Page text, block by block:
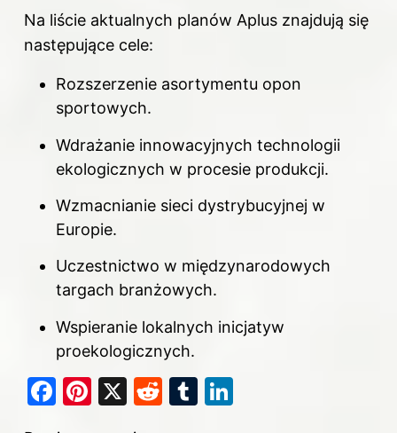
Na liście aktualnych planów Aplus znajdują się
następujące cele:
Rozszerzenie asortymentu opon
sportowych.
Wdrażanie innowacyjnych technologii
ekologicznych w procesie produkcji.
Wzmacnianie sieci dystrybucyjnej w
Europie.
Uczestnictwo w międzynarodowych
targach branżowych.
Wspieranie lokalnych inicjatyw
proekologicznych.
F
Pi X
R
T